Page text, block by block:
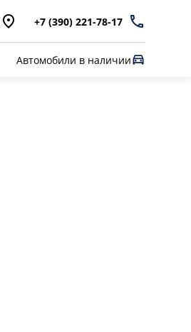
+7 (390) 221-78-17
Автомобили в наличии